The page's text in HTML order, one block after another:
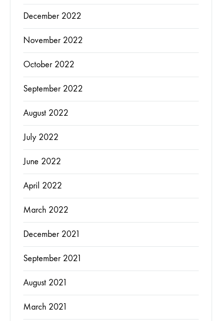
December 2022
November 2022
October 2022
September 2022
August 2022
July 2022
June 2022
April 2022
March 2022
December 2021
September 2021
August 2021
March 2021